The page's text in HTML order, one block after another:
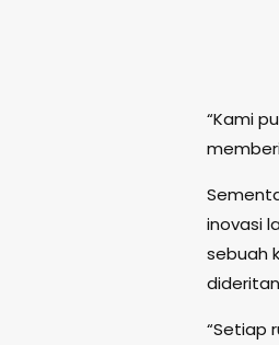
“Kami
inovasi
sebuah
“Setiap